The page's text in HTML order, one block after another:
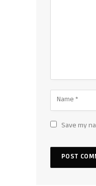
Save my